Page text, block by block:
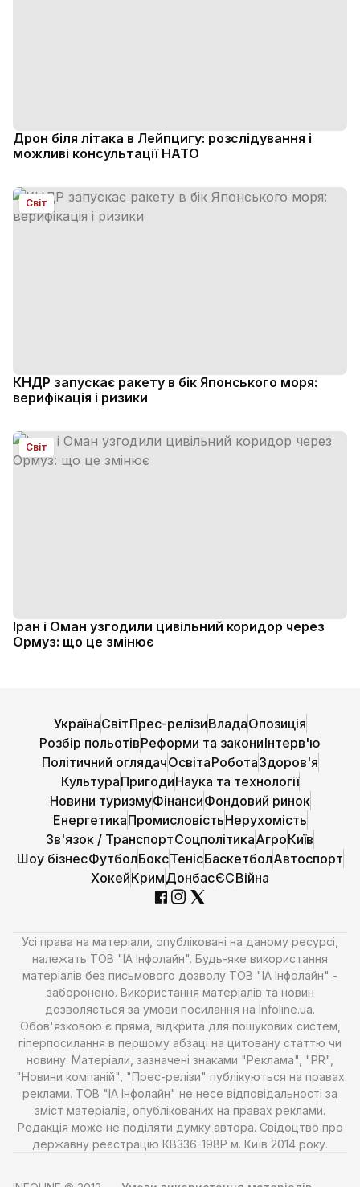
Дрон біля літака в Лейпцигу: розслідування і
можливі консультації НАТО
Світ
КНДР запускає ракету в бік Японського моря:
верифікація і ризики
Світ
Іран і Оман узгодили цивільний коридор через
Ормуз: що це змінює
УкраїнаСвітПрес-релізиВладаОпозиція
Розбір польотівРеформи та закониІнтерв'ю
Політичний оглядачОсвітаРоботаЗдоров'я
КультураПригодиНаука та технології
Новини туризмуФінансиФондовий ринок
ЕнергетикаПромисловістьНерухомість
Зв'язок / ТранспортСоцполітикаАгроКиїв
Шоу бізнесФутболБоксТенісБаскетболАвтоспорт
ХокейКримДонбасЄСВійна
Усі права на матеріали, опубліковані на даному ресурсі,
належать ТОВ "ІА Інфолайн". Будь-яке використання
матеріалів без письмового дозволу ТОВ "ІА Інфолайн" -
заборонено. Використання матеріалів та новин
дозволяється за умови посилання на Infoline.ua.
Обов'язковою є пряма, відкрита для пошукових систем,
гіперпосилання в першому абзаці на цитовану статтю чи
новину. Матеріали, зазначені знаками "Реклама", "PR",
"Новини компаній", "Прес-релізи" публікуються на правах
реклами. ТОВ "ІА Інфолайн" не несе відповідальності за
зміст матеріалів, опублікованих на правах реклами.
Редакція може не поділяти думку автора. Свідоцтво про
державну реєстрацію КВ336-198Р м. Київ 2014 року.